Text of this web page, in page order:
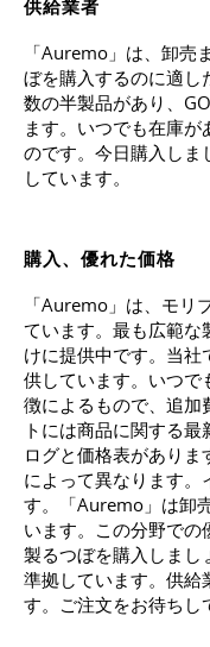
供給業者
「Auremo」は、卸売
ぼを購入するのに適し
数の半製品があり、
ます。いつでも在庫
のです。今日購入しま
しています。
購入、優れた価格
「Auremo」は、モリ
ています。最も広範な
けに提供中です。当社
供しています。いつで
徴によるもので、追加
トには商品に関する
ログと価格表があり
によって異なります。
す。「Auremo」は卸
います。この分野での
製るつぼを購入しまし
準拠しています。供給
す。ご注文をお待ちし